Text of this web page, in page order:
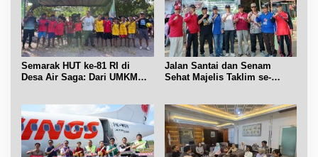
Semarak HUT ke-81 RI di
Desa Air Saga: Dari UMKM
Jalan Santai dan Senam
Sehat Majelis Taklim se-